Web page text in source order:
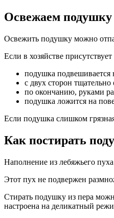
Освежаем
Освежить подушку можно
Если в хозяйстве
подушка подвешивается
с двух сторон тщательно
по окончанию, руками
подушка ложится на
Если подушка слишком
Как постирать
Наполнение из лебяжьего
Этот пух не подвержен
Стирать подушку из пера
настроена на деликатный